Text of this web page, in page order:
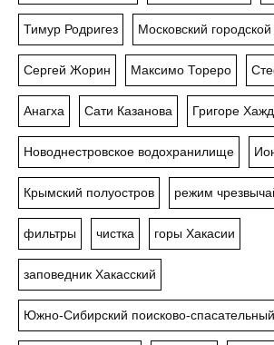
Тимур Родригез Московский городской
Сергей Жорин Максимо Тореро
Анагха Сати Казанова Григоре
Новоднестровское водохранилище
Крымский полуостров режим
фильтры чистка горы Хакасии
заповедник Хакасский
Южно-Сибирский поисково-